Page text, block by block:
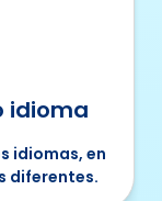
idioma
idiomas, en
diferentes.